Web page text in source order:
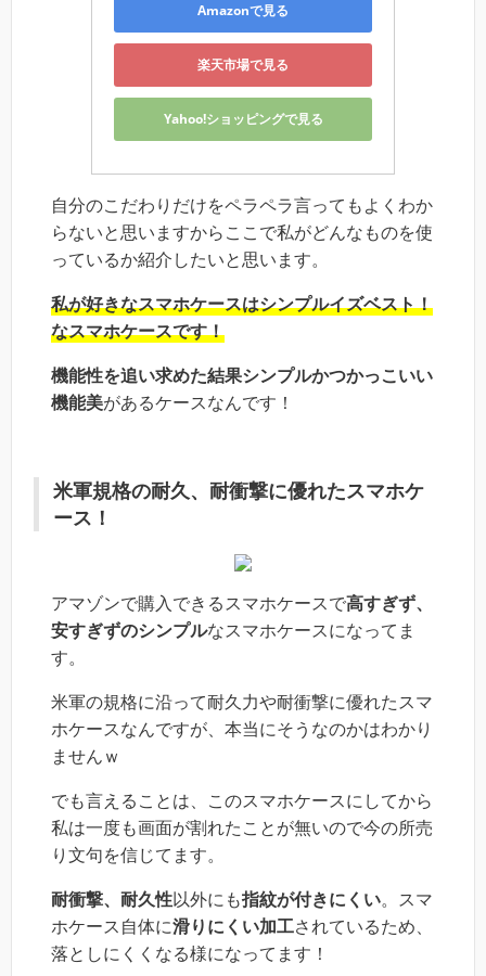
Amazonで見る
楽天市場で見る
Yahoo!ショッピングで見る
自分のこだわりだけをペラペラ言ってもよくわか
らないと思いますからここで私がどんなものを使
っているか紹介したいと思います。
私が好きなスマホケースはシンプルイズベスト！
なスマホケースです！
機能性を追い求めた結果シンプルかつかっこいい
機能美があるケースなんです！
米軍規格の耐久、耐衝撃に優れたスマホケ
ース！
アマゾンで購入できるスマホケースで高すぎず、
安すぎずのシンプルなスマホケースになってま
す。
米軍の規格に沿って耐久力や耐衝撃に優れたスマ
ホケースなんですが、本当にそうなのかはわかり
ませんｗ
でも言えることは、このスマホケースにしてから
私は一度も画面が割れたことが無いので今の所売
り文句を信じてます。
耐衝撃、耐久性以外にも指紋が付きにくい。スマ
ホケース自体に滑りにくい加工されているため、
落としにくくなる様になってます！